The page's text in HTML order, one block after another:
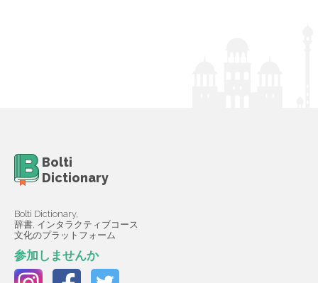
Bolti
Dictionary
Bolti Dictionary,
辞書, インタラクティブコース
文化のプラットフォーム
参加しませんか